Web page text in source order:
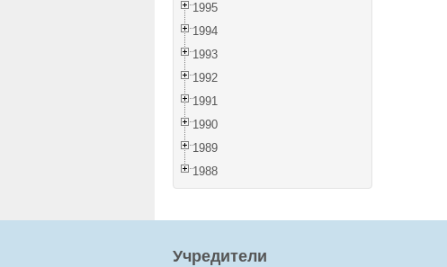
1995
1994
1993
1992
1991
1990
1989
1988
Учредители